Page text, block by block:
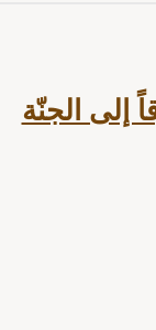
الجنّة